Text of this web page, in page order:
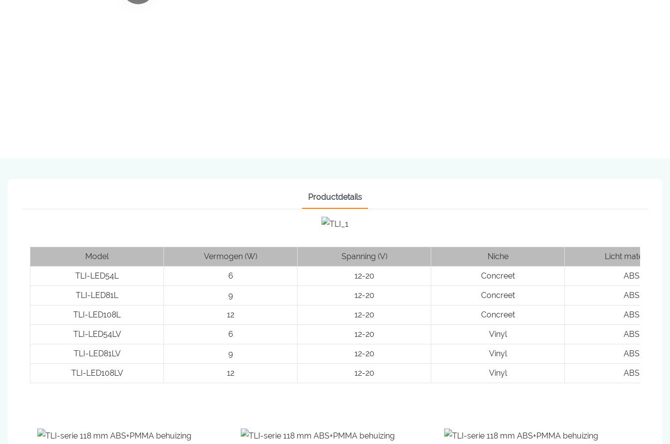
Productdetails
Model Vermogen (W) Spanning (V) Niche Licht materiaal
TLI-LED54L 6 12-20 Concreet ABS
TLI-LED81L 9 12-20 Concreet ABS
TLI-LED108L 12 12-20 Concreet ABS
TLI-LED54LV 6 12-20 Vinyl ABS
TLI-LED81LV 9 12-20 Vinyl ABS
TLI-LED108LV 12 12-20 Vinyl ABS